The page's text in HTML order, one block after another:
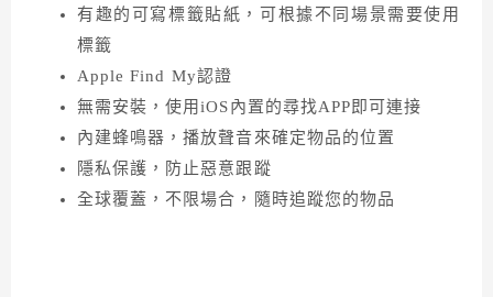
有趣的可寫標籤貼紙，可根據不同場景需要使用
標籤
Apple Find My認證
無需安裝，使用iOS內置的尋找APP即可連接
內建蜂鳴器，播放聲音來確定物品的位置
隱私保護，防止惡意跟蹤
全球覆蓋，不限場合，隨時追蹤您的物品